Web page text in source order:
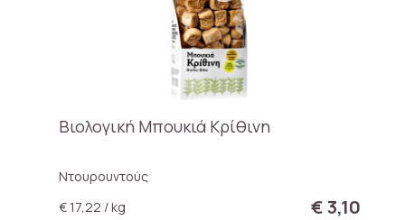
Βιολογική Μπουκιά Κρίθινη
Ντουρουντούς
€ 17,22 / kg
€ 3,10